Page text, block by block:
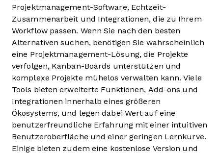
Projektmanagement-Software, Echtzeit-
Zusammenarbeit und Integrationen, die zu Ihrem
Workflow passen. Wenn Sie nach den besten
Alternativen suchen, benötigen Sie wahrscheinlich
eine Projektmanagement-Lösung, die Projekte
verfolgen, Kanban-Boards unterstützen und
komplexe Projekte mühelos verwalten kann. Viele
Tools bieten erweiterte Funktionen, Add-ons und
Integrationen innerhalb eines größeren
Ökosystems, und legen dabei Wert auf eine
benutzerfreundliche Erfahrung mit einer intuitiven
Benutzeroberfläche und einer geringen Lernkurve.
Einige bieten zudem eine kostenlose Version und